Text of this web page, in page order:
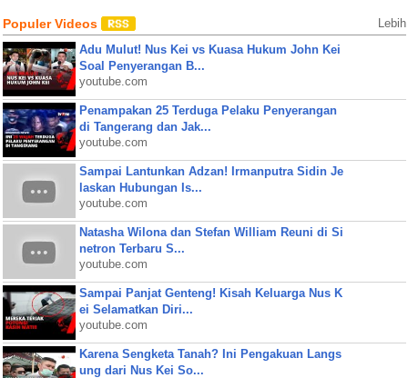
Populer Videos Lebih
Adu Mulut! Nus Kei vs Kuasa Hukum John Kei
Soal Penyerangan B...
youtube.com
Penampakan 25 Terduga Pelaku Penyerangan
di Tangerang dan Jak...
youtube.com
Sampai Lantunkan Adzan! Irmanputra Sidin Je
laskan Hubungan Is...
youtube.com
Natasha Wilona dan Stefan William Reuni di Si
netron Terbaru S...
youtube.com
Sampai Panjat Genteng! Kisah Keluarga Nus K
ei Selamatkan Diri...
youtube.com
Karena Sengketa Tanah? Ini Pengakuan Langs
ung dari Nus Kei So...